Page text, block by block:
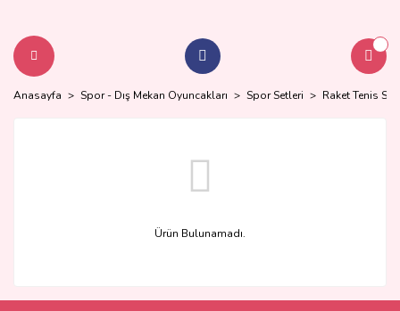
Anasayfa Spor - Dış Mekan Oyuncakları Spor Setleri Raket Tenis
Ürün Bulunamadı.